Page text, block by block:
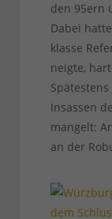
den 95ern
Dabei
klasse
neigte,
Insassen
mangelt:
an der